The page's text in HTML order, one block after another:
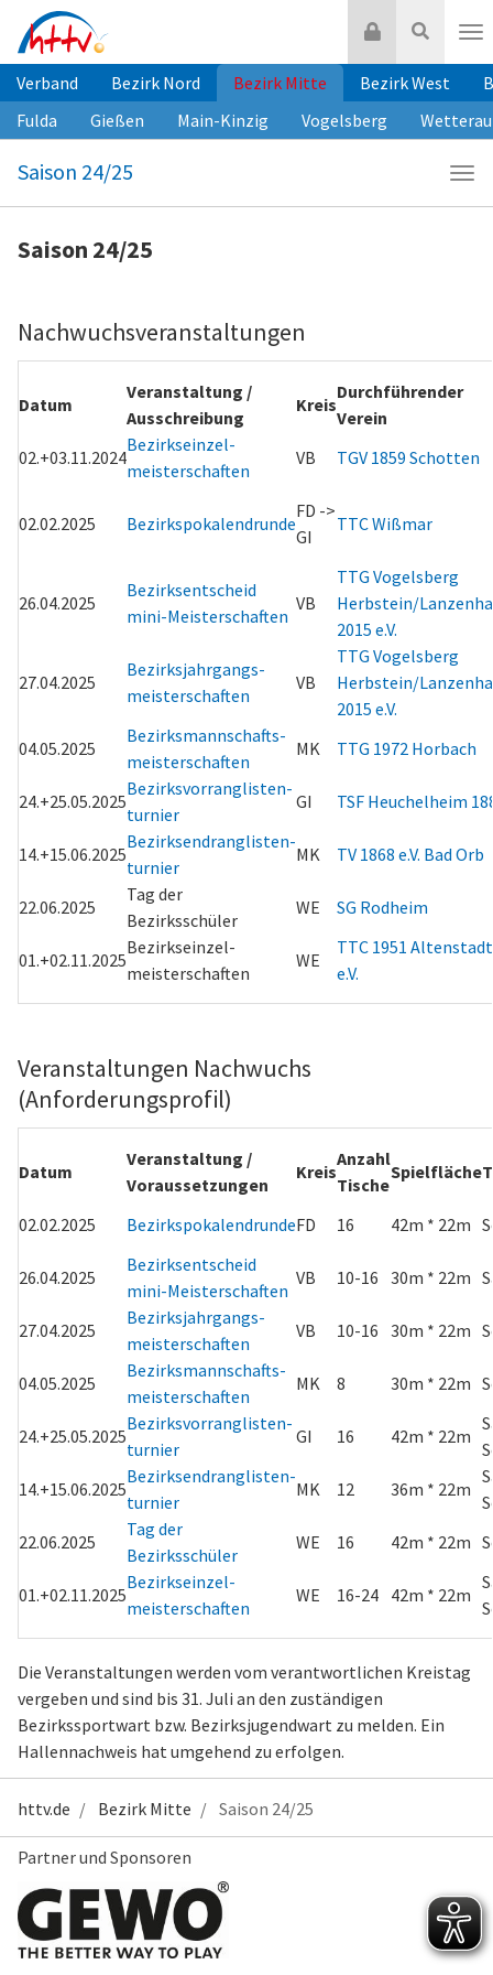
Inhalt
springen
Suche
Login
Verband Bezirk Nord Bezirk Mitte Bezirk West
Fulda
Gießen Main-Kinzig Vogelsberg Wetterau
Saison 24/25
Saison 24/25
Nachwuchsveranstaltungen
Datum
Veranstaltung /
Ausschreibung
Kreis
Durchführender
Verein
02.+03.11.2024
Bezirkseinzel-
meisterschaften
VB TGV 1859 Schotten
02.02.2025 Bezirkspokalendrunde
FD ->
GI
TTC Wißmar
26.04.2025
Bezirksentscheid
mini-Meisterschaften
VB
TTG Vogelsberg
Herbstein/
2015 e.V.
27.04.2025
Bezirksjahrgangs-
meisterschaften
VB
TTG Vogelsberg
Herbstein/
2015 e.V.
04.05.2025
Bezirksmannschafts-
meisterschaften
MK TTG 1972 Horbach
24.+25.05.2025
Bezirksvorranglisten-
turnier
GI TSF Heuchelheim
14.+15.06.2025
Bezirksendranglisten-
turnier
MK TV 1868 e.V. Bad Orb
22.06.2025
Tag der
Bezirksschüler
WE SG Rodheim
01.+02.11.2025
Bezirkseinzel-
meisterschaften
WE
TTC 1951 Altenstadt
e.V.
Veranstaltungen Nachwuchs
(Anforderungsprofil)
Datum
Veranstaltung /
Voraussetzungen
Kreis
Anzahl
Tische
Spielfläche
02.02.2025 BezirkspokalendrundeFD 16 42m * 22m
26.04.2025
Bezirksentscheid
mini-Meisterschaften
VB 10-16 30m * 22m
27.04.2025
Bezirksjahrgangs-
meisterschaften
VB 10-16 30m * 22m
04.05.2025
Bezirksmannschafts-
meisterschaften
MK 8 30m * 22m
24.+25.05.2025
Bezirksvorranglisten-
turnier
GI 16 42m * 22m
14.+15.06.2025
Bezirksendranglisten-
turnier
MK 12 36m * 22m
22.06.2025
Tag der
Bezirksschüler
WE 16 42m * 22m
01.+02.11.2025
Bezirkseinzel-
meisterschaften
WE 16-24 42m * 22m
Die Veranstaltungen werden vom verantwortlichen Kreistag
vergeben und sind bis 31. Juli an den zuständigen
Bezirkssportwart bzw. Bezirksjugendwart zu melden. Ein
Hallennachweis hat umgehend zu erfolgen.
httv.de Bezirk Mitte Saison 24/25
Partner und Sponsoren